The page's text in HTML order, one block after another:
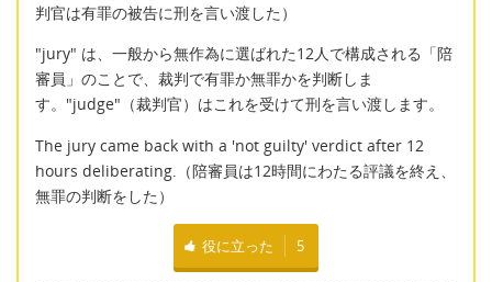
判官は有罪の被告に刑を言い渡した）
"jury" は、一般から無作為に選ばれた12人で構成される「陪
審員」のことで、裁判で有罪か無罪かを判断しま
す。"judge"（裁判官）はこれを受けて刑を言い渡します。
The jury came back with a 'not guilty' verdict after 12
hours deliberating.（陪審員は12時間にわたる評議を終え、
無罪の判断をした）
役に立った 5